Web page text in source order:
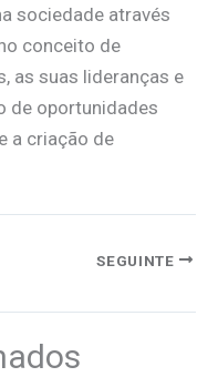
sociedade através
conceito de
as suas lideranças e
de oportunidades
a criação de
SEGUINTE